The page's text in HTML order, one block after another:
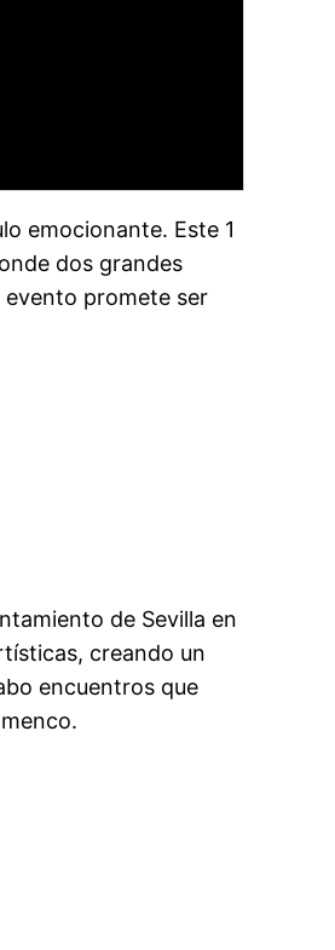
emocionante. Este 1
dos grandes
promete ser
de Sevilla en
creando un
encuentros que